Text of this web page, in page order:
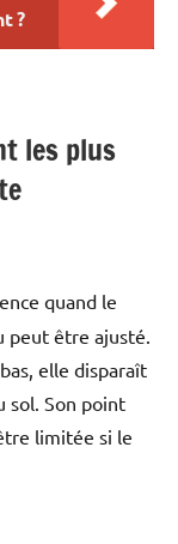
?
les plus
quand le
peut être ajusté.
elle disparaît
sol. Son point
limitée si le